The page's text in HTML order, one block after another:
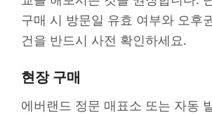
구매 시 방문일 유효 여부와 오후
건을 반드시 사전 확인하세요.
현장 구매
에버랜드 정문 매표소 또는 자동